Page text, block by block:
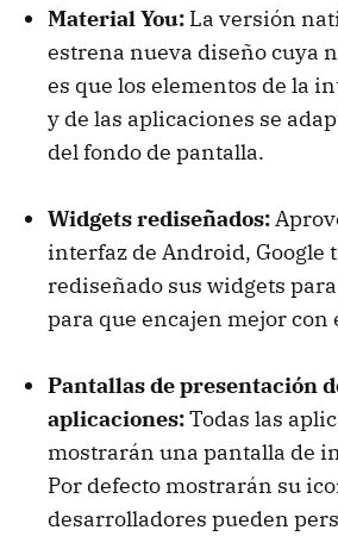
Material You: La versión
estrena nueva diseño cuya
es que los elementos de la
y de las aplicaciones se
del fondo de pantalla.
Widgets rediseñados:
interfaz de Android, Google
rediseñado sus widgets
para que encajen mejor con
Pantallas de presentación
aplicaciones:Todas las
mostrarán una pantalla de
Por defecto mostrarán su
desarrolladores pueden